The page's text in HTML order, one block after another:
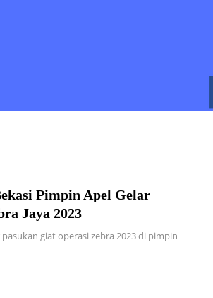
Pimpin Apel Gelar
Jaya 2023
giat operasi zebra 2023 di pimpin